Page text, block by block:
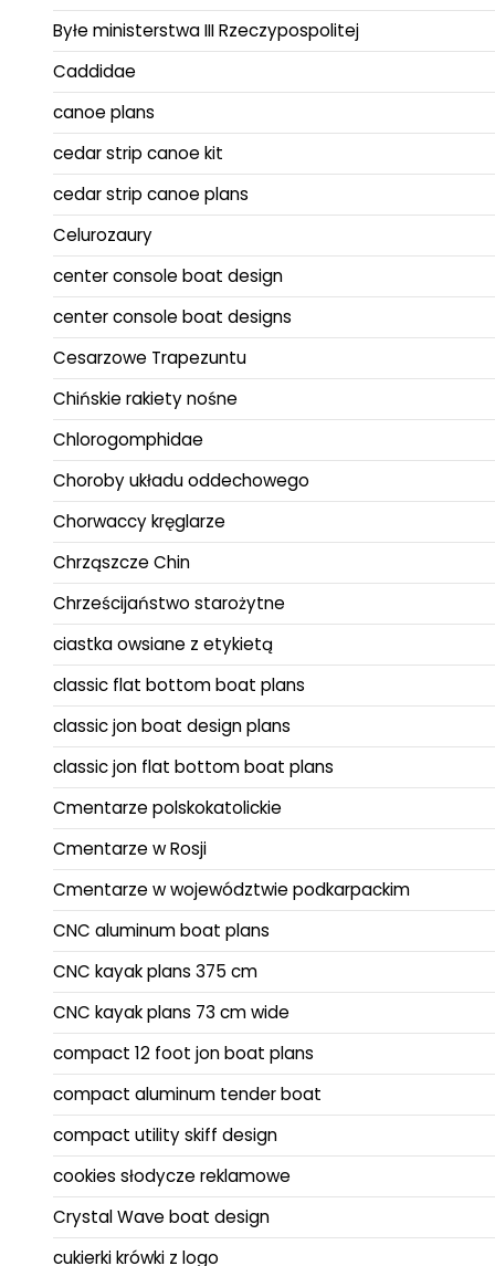
Byłe ministerstwa III Rzeczypospolitej
Caddidae
canoe plans
cedar strip canoe kit
cedar strip canoe plans
Celurozaury
center console boat design
center console boat designs
Cesarzowe Trapezuntu
Chińskie rakiety nośne
Chlorogomphidae
Choroby układu oddechowego
Chorwaccy kręglarze
Chrząszcze Chin
Chrześcijaństwo starożytne
ciastka owsiane z etykietą
classic flat bottom boat plans
classic jon boat design plans
classic jon flat bottom boat plans
Cmentarze polskokatolickie
Cmentarze w Rosji
Cmentarze w województwie podkarpackim
CNC aluminum boat plans
CNC kayak plans 375 cm
CNC kayak plans 73 cm wide
compact 12 foot jon boat plans
compact aluminum tender boat
compact utility skiff design
cookies słodycze reklamowe
Crystal Wave boat design
cukierki krówki z logo